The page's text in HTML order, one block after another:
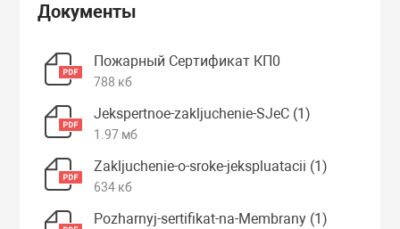
Документы
Пожарный Сертификат КП0
788 кб
Jekspertnoe-zakljuchenie-SJeC (1)
1.97 мб
Zakljuchenie-o-sroke-jekspluatacii (1)
634 кб
Pozharnyj-sertifikat-na-Membrany (1)